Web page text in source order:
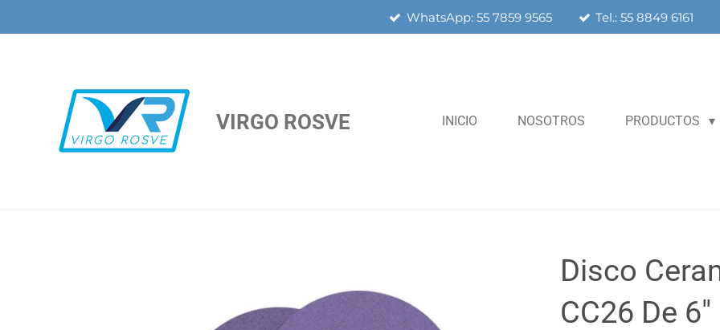
WhatsApp: 55 7859 9565 Tel.: 55 8849 6161
VIRGO ROSVE INICIO NOSOTROS PRODUCTOS
Disco
CC26 De